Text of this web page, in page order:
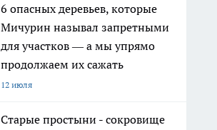
6 опасных деревьев, которые
Мичурин называл запретными
для участков — а мы упрямо
продолжаем их сажать
12 июля
Старые простыни - сокровище